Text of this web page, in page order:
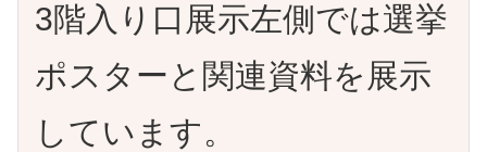
3階入り口展示左側では選挙
ポスターと関連資料を展示
しています。